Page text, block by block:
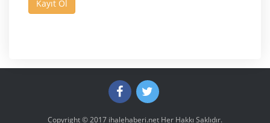
Copyright © 2017 ihalehaberi.net Her Hakkı Saklıdır.